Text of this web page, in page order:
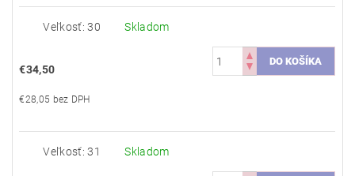
Veľkosť: 30 Skladom
€34,50
€28,05 bez DPH
Veľkosť: 31 Skladom